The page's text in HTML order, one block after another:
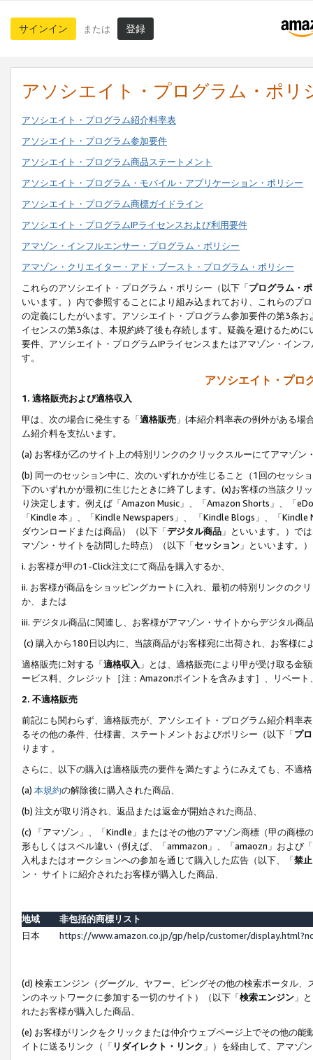
サインイン または 登録
アソシエイト・プログラム・ポリ
アソシエイト・プログラム紹介料率表
アソシエイト・プログラム参加要件
アソシエイト・プログラム商品ステートメント
アソシエイト・プログラム・モバイル・アプリケーション・ポリシー
アソシエイト・プログラム商標ガイドライン
アソシエイト・プログラムIPライセンスおよび利用要件
アマゾン・インフルエンサー・プログラム・ポリシー
アマゾン・クリエイター・アド・ブースト・プログラム・ポリシー
これらのアソシエイト・プログラム・ポリシー（以下「プログラム・
いいます。）内で参照することにより組み込まれており、これらのプ
の定義にしたがいます。アソシエイト・プログラム参加要件の第3条
イセンスの第3条は、本規約終了後も存続します。疑義を避けるため
要件、アソシエイト・プログラムIPライセンスまたはアマゾン・イン
す。
アソシエイト・プロ
1. 適格販売および適格収入
甲は、次の場合に発生する「適格販売 」(本紹介料率表の例外がある
ム紹介料を支払います。
(a) お客様が乙のサイト上の特別リンクのクリックスルーにてアマゾン
(b) 同一のセッション中に、次のいずれかが生じること（1回のセッシ
下のいずれかが最初に生じたときに終了します。(x)お客様の当該ク
り決定します。例えば「Amazon Music」、「Amazon Shorts」、「
「Kindle 本」、「Kindle Newspapers」、 「Kindle Blogs」、「
ダウンロードまたは商品）（以下「デジタル商品 」といいます。）で
マゾン・サイトを訪問した時点）（以下「セッション 」といいます。
i. お客様が甲の1-Click注文にて商品を購入するか、
ii. お客様が商品をショッピングカートに入れ、最初の特別リンクのク
か、または
iii. デジタル商品に関連し、お客様がアマゾン・サイトからデジタル
(c) 購入から180日以内に、当該商品がお客様宛に出荷され、お客様
適格販売に対する「適格収入 」とは、適格販売により甲が受け取る金
ービス料、クレジット［注：Amazonポイントを含みます］、リベー
2. 不適格販売
前記にも関わらず、適格販売が、アソシエイト・プログラム紹介料率
るその他の条件、仕様書、ステートメントおよびポリシー（以下「プ
ります 。
さらに、以下の購入は適格販売の要件を満たすようにみえても、不適
(a) 本規約の解除後に購入された商品、
(b) 注文が取り消され、返品または返金が開始された商品、
(c) 「アマゾン」、「Kindle」またはその他のアマゾン商標（甲の商
形もしくはスペル違い（例えば、「ammazon」、「amaozn」および
入札またはオークションへの参加を通じて購入した広告（以下、「禁
ン・ サイトに紹介されたお客様が購入した商品、
地域
非包括的商標リスト
日本
https://www.amazon.co.jp/gp/help/customer/
(d) 検索エンジン（グーグル、ヤフー、ビングその他の検索ポータル
ンのネットワークに参加する一切のサイト）（以下「検索エンジン 」
れたお客様が購入した商品、
(e) お客様がリンクをクリックまたは仲介ウェブページ上でその他の
イトに送るリンク（「 リダイレクト・リンク 」）を経由して、アマゾ